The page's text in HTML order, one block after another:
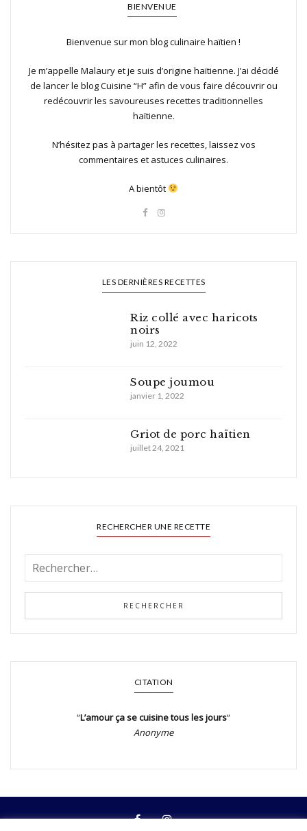
BIENVENUE
Bienvenue sur mon blog culinaire haïtien !
Je m’appelle Malaury et je suis d’origine haïtienne. J’ai décidé
de lancer le blog Cuisine “H” afin de vous faire découvrir ou
redécouvrir les savoureuses recettes traditionnelles
haïtienne.
N’hésitez pas à partager les recettes, laissez vos
commentaires et astuces culinaires.
A bientôt
LES DERNIÈRES RECETTES
Riz collé avec haricots
noirs
juin 12, 2022
Soupe joumou
janvier 1, 2022
Griot de porc haïtien
juillet 24, 2021
RECHERCHER UNE RECETTE
CITATION
“L’amour ça se cuisine tous les jours“
Anonyme